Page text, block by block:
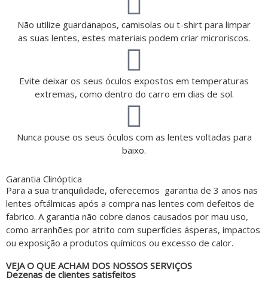
Não utilize guardanapos, camisolas ou t-shirt para limpar
as suas lentes, estes materiais podem criar microriscos.
Evite deixar os seus óculos expostos em temperaturas
extremas, como dentro do carro em dias de sol.
Nunca pouse os seus óculos com as lentes voltadas para
baixo.
Garantia Clinóptica
Para a sua tranquilidade, oferecemos garantia de 3 anos nas
lentes oftálmicas após a compra nas lentes com defeitos de
fabrico. A garantia não cobre danos causados por mau uso,
como arranhões por atrito com superfícies ásperas, impactos
ou exposição a produtos químicos ou excesso de calor.
VEJA O QUE ACHAM DOS NOSSOS SERVIÇOS
Dezenas de clientes satisfeitos